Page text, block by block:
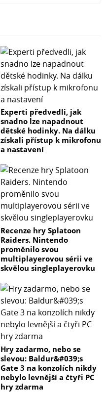
Experti předvedli, jak
snadno lze napadnout
dětské hodinky. Na dálku
získali přístup k mikrofonu
a nastavení
Recenze hry Splatoon
Raiders. Nintendo
proměnilo svou
multiplayerovou sérii ve
skvělou singleplayerovku
Hry zadarmo, nebo se
slevou: Baldur&#039;s
Gate 3 na konzolích nikdy
nebylo levnější a čtyři PC
hry zdarma